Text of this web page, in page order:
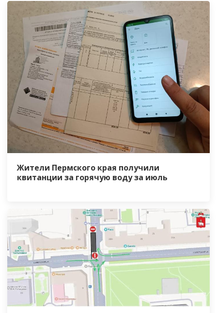
Жители Пермского края получили
квитанции за горячую воду за июль